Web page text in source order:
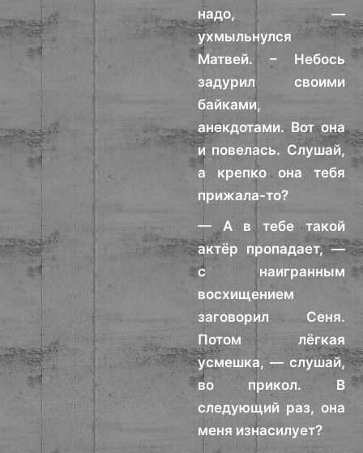
надо, —
ухмыльнулся
Матвей. – Небось
задурил своими
байками,
анекдотами. Вот она
и повелась. Слушай,
а крепко она тебя
прижала-то?
— А в тебе такой
актёр пропадает, —
с наигранным
восхищением
заговорил Сеня.
Потом лёгкая
усмешка, — слушай,
во прикол. В
следующий раз, она
меня изнасилует?